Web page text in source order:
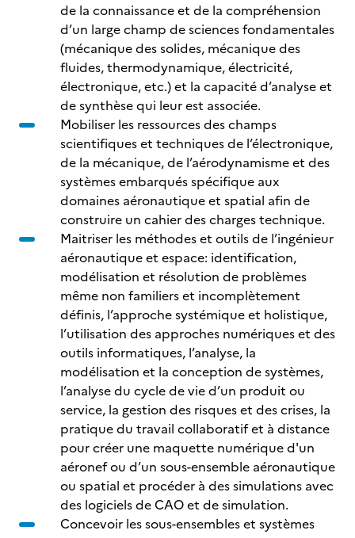
de la connaissance et de la compréhension
d’un large champ de sciences fondamentales
(mécanique des solides, mécanique des
fluides, thermodynamique, électricité,
électronique, etc.) et la capacité d’analyse et
de synthèse qui leur est associée.
Mobiliser les ressources des champs
scientifiques et techniques de l’électronique,
de la mécanique, de l’aérodynamisme et des
systèmes embarqués spécifique aux
domaines aéronautique et spatial afin de
construire un cahier des charges technique.
Maitriser les méthodes et outils de l’ingénieur
aéronautique et espace: identification,
modélisation et résolution de problèmes
même non familiers et incomplètement
définis, l’approche systémique et holistique,
l’utilisation des approches numériques et des
outils informatiques, l’analyse, la
modélisation et la conception de systèmes,
l’analyse du cycle de vie d’un produit ou
service, la gestion des risques et des crises, la
pratique du travail collaboratif et à distance
pour créer une maquette numérique d'un
aéronef ou d’un sous-ensemble aéronautique
ou spatial et procéder à des simulations avec
des logiciels de CAO et de simulation.
Concevoir les sous-ensembles et systèmes